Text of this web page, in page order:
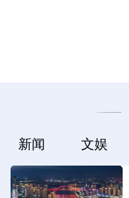
新闻 文娱